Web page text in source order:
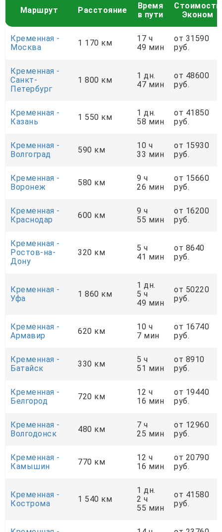
Маршрут Расстояние
Время
в пути
Стоимость
Эконом
Кременная -
Москва
1 170 км
17 ч
49 мин
от 31590
руб.
Кременная -
Санкт-
Петербург
1 800 км
1 дн.
47 мин
от 48600
руб.
Кременная -
Казань
1 550 км
1 дн.
58 мин
от 41850
руб.
Кременная -
Волгоград
590 км
10 ч
33 мин
от 15930
руб.
Кременная -
Воронеж
580 км
9 ч
26 мин
от 15660
руб.
Кременная -
Краснодар
600 км
9 ч
55 мин
от 16200
руб.
Кременная -
Ростов-на-
Дону
320 км
5 ч
41 мин
от 8640
руб.
Кременная -
Уфа
1 860 км
1 дн.
5 ч
49 мин
от 50220
руб.
Кременная -
Армавир
620 км
10 ч
7 мин
от 16740
руб.
Кременная -
Батайск
330 км
5 ч
51 мин
от 8910
руб.
Кременная -
Белгород
720 км
12 ч
16 мин
от 19440
руб.
Кременная -
Волгодонск
480 км
7 ч
25 мин
от 12960
руб.
Кременная -
Камышин
770 км
12 ч
16 мин
от 20790
руб.
Кременная -
Кострома
1 540 км
1 дн.
2 ч
55 мин
от 41580
руб.